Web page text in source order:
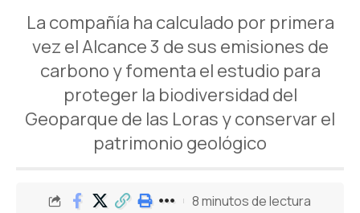
La compañía ha calculado por primera
vez el Alcance 3 de sus emisiones de
carbono y fomenta el estudio para
proteger la biodiversidad del
Geoparque de las Loras y conservar el
patrimonio geológico
8 minutos de lectura